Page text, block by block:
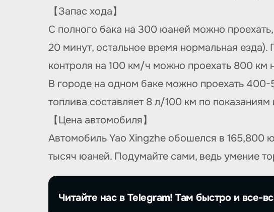
【Запас хода】
С полного бака на 300 юаней можно
20 минут, остальное время нормальная
контроля на 100 км/ч можно проехать 800 км
В городе на одном баке можно проехать
топлива составляет 8 л/100 км по
【Цена автомобиля】
Автомобиль Yao Xingzhe обошелся в 165,800
тысяч юаней. Подумайте сами, ведь умение
Читайте нас в Telegram! Там быстро и все-